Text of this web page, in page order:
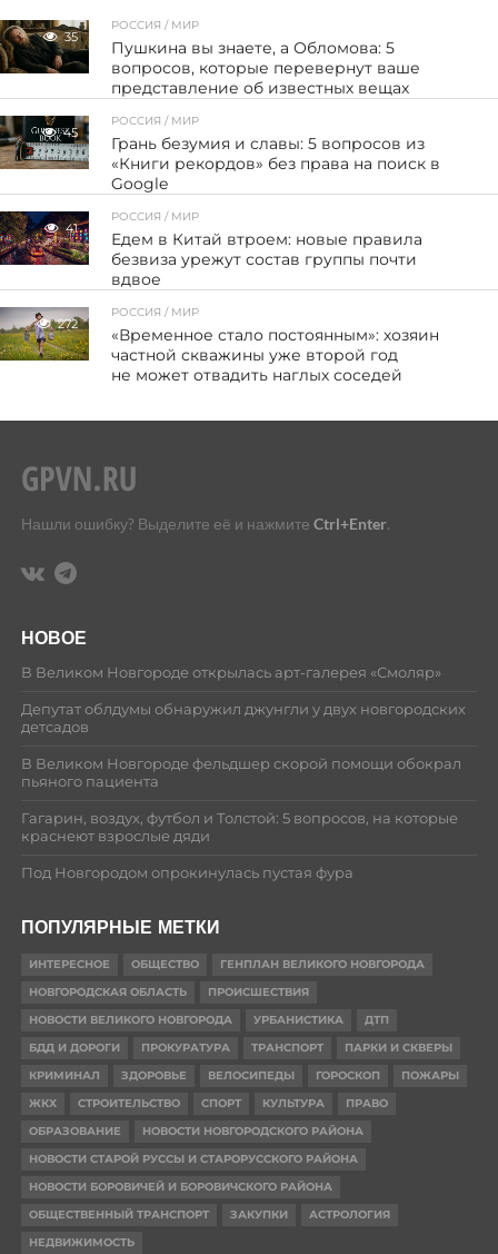
35
РОССИЯ / МИР
Пушкина вы знаете, а Обломова: 5
вопросов, которые перевернут ваше
представление об известных вещах
45
РОССИЯ / МИР
Грань безумия и славы: 5 вопросов из
«Книги рекордов» без права на поиск в
Google
41
РОССИЯ / МИР
Едем в Китай втроем: новые правила
безвиза урежут состав группы почти
вдвое
272
РОССИЯ / МИР
«Временное стало постоянным»: хозяин
частной скважины уже второй год
не может отвадить наглых соседей
Нашли ошибку? Выделите её и нажмите Ctrl+Enter.
НОВОЕ
В Великом Новгороде открылась арт-галерея «Смоляр»
Депутат облдумы обнаружил джунгли у двух новгородских
детсадов
В Великом Новгороде фельдшер скорой помощи обокрал
пьяного пациента
Гагарин, воздух, футбол и Толстой: 5 вопросов, на которые
краснеют взрослые дяди
Под Новгородом опрокинулась пустая фура
ПОПУЛЯРНЫЕ МЕТКИ
ИНТЕРЕСНОЕ ОБЩЕСТВО
ГЕНПЛАН ВЕЛИКОГО НОВГОРОДА
НОВГОРОДСКАЯ ОБЛАСТЬ
ПРОИСШЕСТВИЯ
НОВОСТИ ВЕЛИКОГО НОВГОРОДА
УРБАНИСТИКА
ДТП
БДД И ДОРОГИ
ПРОКУРАТУРА ТРАНСПОРТ
ПАРКИ И СКВЕРЫ
КРИМИНАЛ
ЗДОРОВЬЕ ВЕЛОСИПЕДЫ ГОРОСКОП
ПОЖАРЫ
ЖКХ
СТРОИТЕЛЬСТВО СПОРТ КУЛЬТУРА
ПРАВО
ОБРАЗОВАНИЕ
НОВОСТИ НОВГОРОДСКОГО РАЙОНА
НОВОСТИ СТАРОЙ РУССЫ И СТАРОРУССКОГО РАЙОНА
НОВОСТИ БОРОВИЧЕЙ И БОРОВИЧСКОГО РАЙОНА
ОБЩЕСТВЕННЫЙ ТРАНСПОРТ
ЗАКУПКИ
АСТРОЛОГИЯ
НЕДВИЖИМОСТЬ